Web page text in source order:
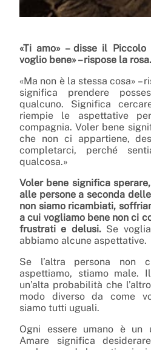
«Ti amo» – disse il
voglio bene» – rispose la rosa.
«Ma non è la stessa cosa» –
significa prendere
qualcuno. Significa
riempie le aspettative
compagnia. Voler bene
che non ci appartiene,
completarci, perché
qualcosa.»
Voler bene significa
alle persone a seconda
non siamo ricambiati,
a cui vogliamo bene non ci
frustrati e delusi. Se
abbiamo alcune aspettative.
Se l’altra persona
aspettiamo, stiamo male.
un’alta probabilità che
modo diverso da come
siamo tutti uguali.
Ogni essere umano è un
Amare significa